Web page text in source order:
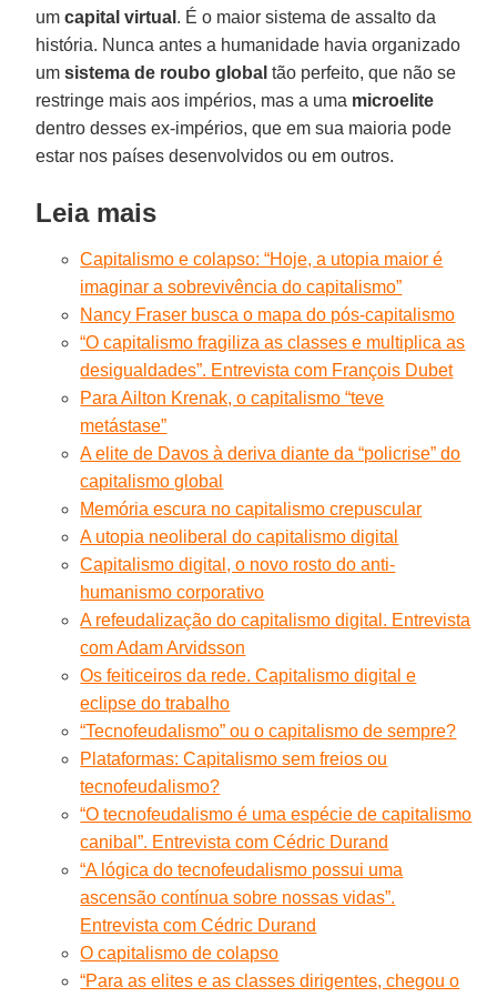
umcapital virtual . É o maior sistema de assalto da
história. Nunca antes a humanidade havia organizado
umsistema de roubo global tão perfeito, que não se
restringe mais aos impérios, mas a uma microelite
dentro desses ex-impérios, que em sua maioria pode
estar nos países desenvolvidos ou em outros.
Leia mais
Capitalismo e colapso: “Hoje, a utopia maior é
imaginar a sobrevivência do capitalismo”
Nancy Fraser busca o mapa do pós-capitalismo
“O capitalismo fragiliza as classes e multiplica as
desigualdades”. Entrevista com François Dubet
Para Ailton Krenak, o capitalismo “teve
metástase”
A elite de Davos à deriva diante da “policrise” do
capitalismo global
Memória escura no capitalismo crepuscular
A utopia neoliberal do capitalismo digital
Capitalismo digital, o novo rosto do anti-
humanismo corporativo
A refeudalização do capitalismo digital. Entrevista
com Adam Arvidsson
Os feiticeiros da rede. Capitalismo digital e
eclipse do trabalho
“Tecnofeudalismo” ou o capitalismo de sempre?
Plataformas: Capitalismo sem freios ou
tecnofeudalismo?
“O tecnofeudalismo é uma espécie de capitalismo
canibal”. Entrevista com Cédric Durand
“A lógica do tecnofeudalismo possui uma
ascensão contínua sobre nossas vidas”.
Entrevista com Cédric Durand
O capitalismo de colapso
“Para as elites e as classes dirigentes, chegou o